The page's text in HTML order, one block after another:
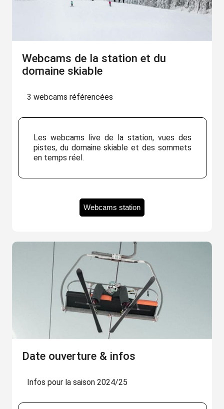
Webcams de la station et du
domaine skiable
3 webcams référencées
Les webcams live de la station, vues des
pistes, du domaine skiable et des sommets
en temps réel.
Webcams station
Date ouverture & infos
Infos pour la saison 2024/25